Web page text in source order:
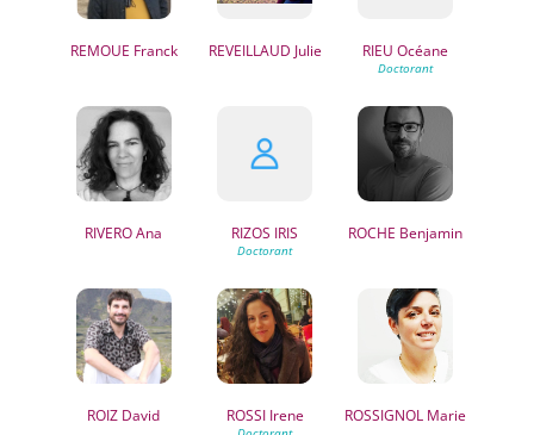
REMOUE Franck REVEILLAUD Julie RIEU Océane
RIVEROAna RIZOS IRIS ROCHE Benjamin
ROIZ David ROSSIIrene ROSSIGNOL Marie